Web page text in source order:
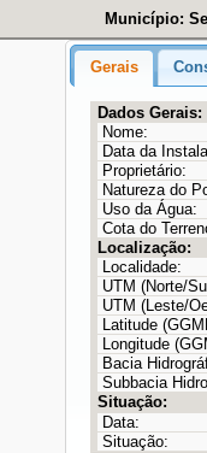
Município:
Gerais
Dados Gerais:
Nome:
Data da
Proprietário:
Natureza do
Uso da Água:
Cota do
Localização:
Localidade:
UTM (Norte/
UTM (Leste/
Latitude
Longitude
Bacia
Subbacia
Situação:
Data:
Situação: